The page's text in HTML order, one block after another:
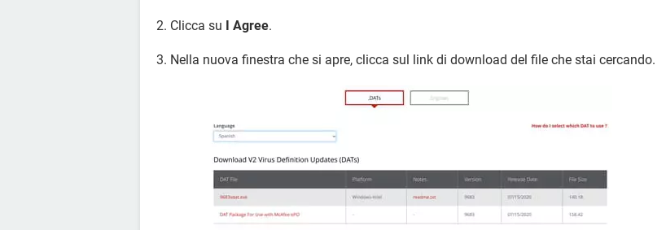
2. Clicca su I Agree.
3. Nella nuova finestra che si apre, clicca sul link di download del file che stai cercando.